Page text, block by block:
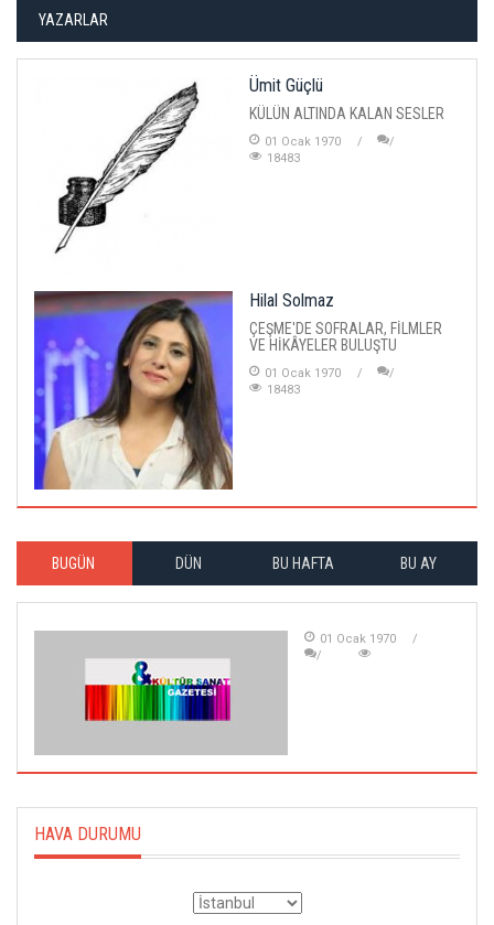
YAZARLAR
Ümit Güçlü
KÜLÜN ALTINDA KALAN SESLER
01 Ocak 1970
18483
Hilal Solmaz
ÇEŞME'DE SOFRALAR, FİLMLER
VE HİKÂYELER BULUŞTU
01 Ocak 1970
18483
BUGÜN DÜN BU HAFTA BU AY
01 Ocak 1970
HAVA DURUMU